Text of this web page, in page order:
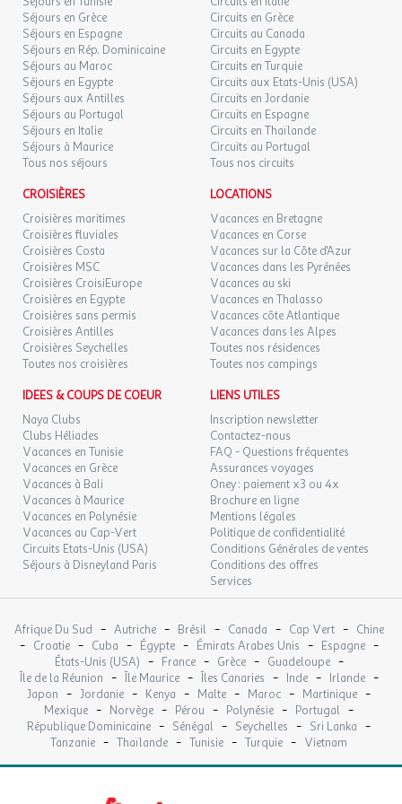
Le camping vous propose tellement d'animations
être face à un énorme dilemme, je visite ou je m'amuse au
camping ? Le concept, une journée, deux ambiances. Toutes les
animations labellisées Camping Paradis n'ont qu'un seul but,
vous faire passer de merveilleuses vacances ! Au programme
: aquagym, fitness tous les matins et tournois sportifs tous les
après-midis.
Pour les enfants, le
de 6 à 12 ans leur permet de
pratiquer des activités ludiques et participatives. Tous les soirs, ils
mascotte PIKI, à vos appareils photos !
Les animateurs vous accompagneront également lors de sorties
en groupes alliant la découverte d'un village, d'une cascade ou
d'un paysage du Verdon, la dégustation d'un produit du terroir et
la convivialité du groupe.
Entre soirées jeux familiaux, pétanques, lotos, concerts ou
spectacles, tous les ingrédients sont là pour passer de bons
moments alliant convivialité et bienveillance.
Pour les plussportifs
, le terrain multisport, vous donnera
moins que vous préfèreriez le tennis de table ou la pétanque
...peuchère ! Gardez la forme avec le fitness d'extérieur et la
tranquillité avec l'aire de jeux pour enfant.
Découvrir la région
À quelques minutes du camping, partez à la découverte
de Villecroze, charmant village provençal connu pour son parc
arboré, sa cascade et ses grottes troglodytiques creusées dans la
falaise. Flânez dans ses ruelles, profitez des marchés provençaux
et de l'art de vivre du Sud.
activités comme la baignade, le pédalo, le canoë ou la randonnée
dans des paysages exceptionnels.
Et si vous avez envie de mer, les plages de Fréjus et Saint-
Raphaël sont accessibles en 45 minutes.
Entre Provence verte, Verdon et Méditerranée, notre région est
idéale pour des vacances entre détente, découvertes et activités
Séjours en Grèce
Séjours en Espagne
Séjours en Rép. Dominicaine
Séjours au Maroc
Séjours en Egypte
Séjours aux Antilles
Séjours au Portugal
Séjours en Italie
Séjours à Maurice
Tous nos séjours
Circuits en Grèce
Circuits au Canada
Circuits en Egypte
Circuits en Turquie
Circuits aux Etats-Unis (USA)
Circuits en Jordanie
Circuits en Espagne
Circuits en Thaïlande
Circuits au Portugal
Tous nos circuits
CROISIÈRES
Croisières maritimes
Croisières fluviales
Croisières Costa
Croisières MSC
Croisières CroisiEurope
Croisières en Egypte
Croisières sans permis
Croisières Antilles
Croisières Seychelles
Toutes nos croisières
LOCATIONS
Vacances en Bretagne
Vacances en Corse
Vacances sur la Côte d'Azur
Vacances dans les Pyrénées
Vacances au ski
Vacances en Thalasso
Vacances côte Atlantique
Vacances dans les Alpes
Toutes nos résidences
Toutes nos campings
IDEES & COUPS DE COEUR
Naya Clubs
Clubs Héliades
Vacances en Tunisie
Vacances en Grèce
Vacances à Bali
Vacances à Maurice
Vacances en Polynésie
Vacances au Cap-Vert
Circuits Etats-Unis (USA)
Séjours à Disneyland Paris
LIENS UTILES
Inscription newsletter
Contactez-nous
FAQ - Questions fréquentes
Assurances voyages
Oney : paiement x3 ou 4x
Brochure en ligne
Mentions légales
Politique de confidentialité
Conditions Générales de ventes
Conditions des offres
Services
Afrique Du Sud - Autriche - Brésil - Canada - Cap Vert - Chine
- Croatie - Cuba - Égypte - Émirats Arabes Unis - Espagne -
États-Unis (USA) - France - Grèce - Guadeloupe -
Île de la Réunion - Île Maurice - Îles Canaries - Inde - Irlande -
Japon - Jordanie - Kenya - Malte - Maroc - Martinique -
Mexique - Norvège - Pérou - Polynésie - Portugal -
République Dominicaine - Sénégal - Seychelles - Sri Lanka -
Tanzanie - Thaïlande - Tunisie - Turquie - Vietnam